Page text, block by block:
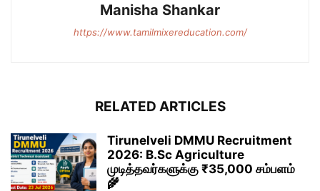
Manisha Shankar
https://www.tamilmixereducation.com/
RELATED ARTICLES
Tirunelveli DMMU Recruitment
2026: B.Sc Agriculture
முடித்தவர்களுக்கு ₹35,000 சம்பளம்
🌾